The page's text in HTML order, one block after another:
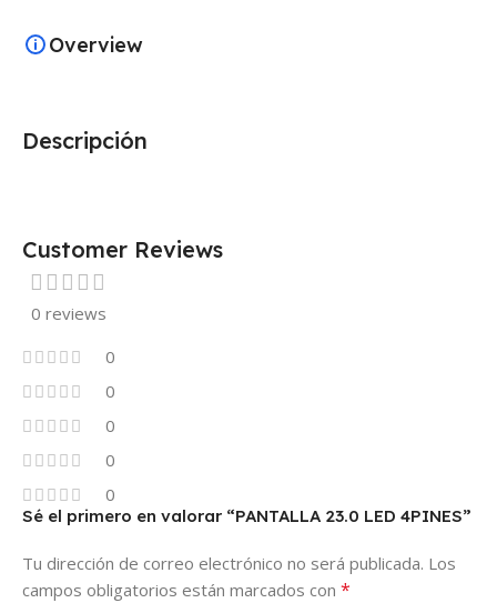
Descripción
Overview
Customer Reviews
0 reviews
0
0
0
0
0
Sé el primero en valorar “PANTALLA 23.0 LED 4PINES”
Tu dirección de correo electrónico no será publicada. Los
campos obligatorios están marcados con *